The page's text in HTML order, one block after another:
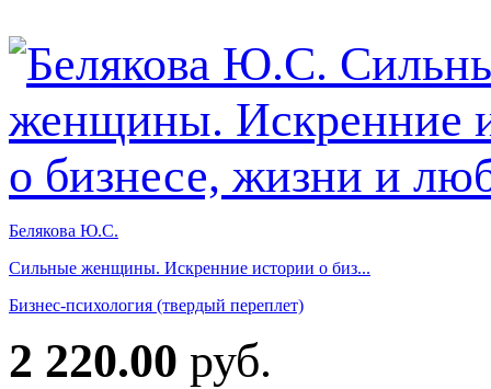
Белякова Ю.С.
Сильные женщины. Искренние истории о биз...
Бизнес-психология (твердый переплет)
2 220.00 руб.